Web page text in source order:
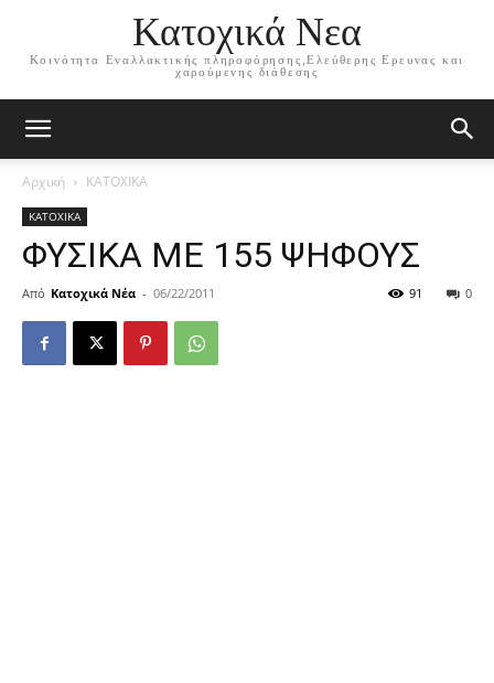
Κατοχικά Νεα
Κοινότητα Εναλλακτικής πληροφόρησης,Ελεύθερης Ερευνας και
χαρούμενης διάθεσης
Αρχική ΚΑΤΟΧΙΚΑ
ΚΑΤΟΧΙΚΑ
ΦΥΣΙΚΑ ΜΕ 155 ΨΗΦΟΥΣ
Από Κατοχικά Νέα - 06/22/2011 0
91